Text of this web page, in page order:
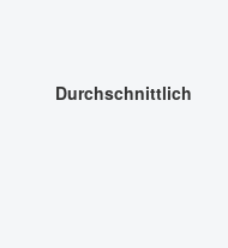
Durchschnittlich